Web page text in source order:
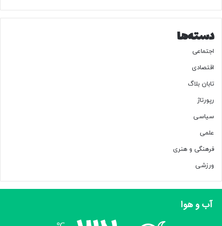
دسته‌ها
اجتماعی
اقتصادی
تابان بلاگ
رپورتاژ
سیاسی
علمی
فرهنگی و هنری
ورزشی
آب و هوا